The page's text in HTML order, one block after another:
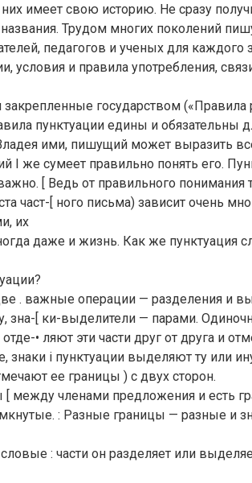
имеет свою историю. Не сразу
Трудом многих поколений
педагогов и ученых для каждого
и правила употребления,
государством («Правила
пунктуации едины и обязательны
ими, пишущий может выразить
I же сумеет правильно понять его.
[ Ведь от правильного понимания
част-[ ного письма) зависит очень
их
даже и жизнь. Как же пунктуация
. важные операции — разделения и
зна-[ ки-выделители — парами.
• ляют эти части друг от друга и
i пунктуации выделяют ту или
ее границы ) с двух сторон.
[ между членами предложения и есть
: Разные границы — разные и
: части он разделяет или